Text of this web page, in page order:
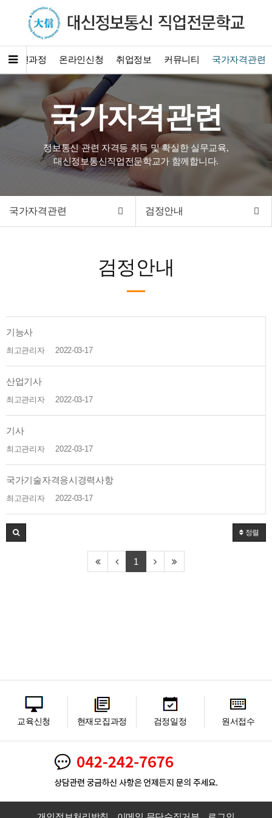
훈련과정 온라인신청 취업정보 커뮤니티 국가자격관련
국가자격관련
정보통신 관련 자격등 취득 및 확실한 실무교육,
대신정보통신직업전문학교가 함께합니다.
국가자격관련 검정안내
검정안내
기능사
최고관리자 2022-03-17
산업기사
최고관리자 2022-03-17
기사
최고관리자 2022-03-17
국가기술자격응시경력사항
최고관리자 2022-03-17
정렬
1
교육신청 현재모집과정 검정일정 원서접수